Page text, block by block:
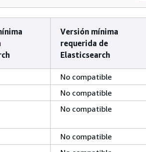
Versión mínima
requerida de
Elasticsearch
No compatible
No compatible
No compatible
No compatible